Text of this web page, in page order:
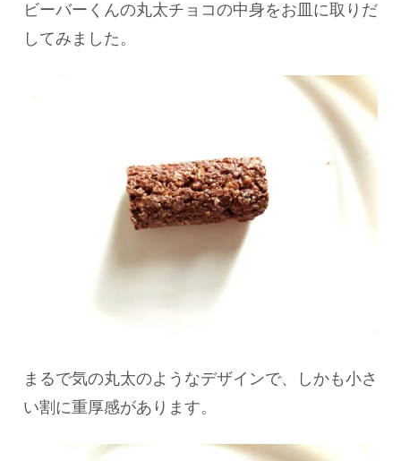
ビーバーくんの丸太チョコの中身をお皿に取りだ
してみました。
まるで気の丸太のようなデザインで、しかも小さ
い割に重厚感があります。